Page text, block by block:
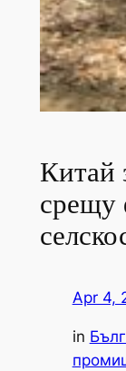
Китай
срещу
Apr 4,
in